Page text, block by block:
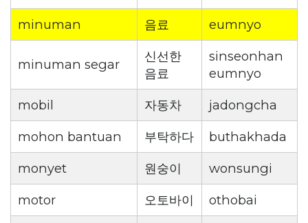
minuman
음료 eumnyo
minuman segar
신선한
음료
sinseonhan
eumnyo
mobil
자동차
jadongcha
mohon bantuan
부탁하다
buthakhada
monyet
원숭이
wonsungi
motor
오토바이
othobai